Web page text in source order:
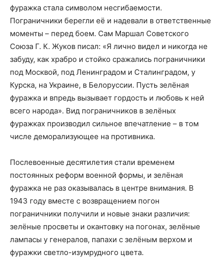
фуражка стала символом несгибаемости.
Пограничники берегли её и надевали в ответственные
моменты – перед боем. Сам Маршал Советского
Союза Г. К. Жуков писал: «Я лично видел и никогда не
забуду, как храбро и стойко сражались пограничники
под Москвой, под Ленинградом и Сталинградом, у
Курска, на Украине, в Белоруссии. Пусть зелёная
фуражка и впредь вызывает гордость и любовь к ней
всего народа». Вид пограничников в зелёных
фуражках производил сильное впечатление – в том
числе деморализующее на противника.
Послевоенные десятилетия стали временем
постоянных реформ военной формы, и зелёная
фуражка не раз оказывалась в центре внимания. В
1943 году вместе с возвращением погон
пограничники получили и новые знаки различия:
зелёные просветы и окантовку на погонах, зелёные
лампасы у генералов, папахи с зелёным верхом и
фуражки светло-изумрудного цвета.